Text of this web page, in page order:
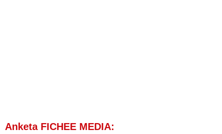
Anketa FICHEE MEDIA: